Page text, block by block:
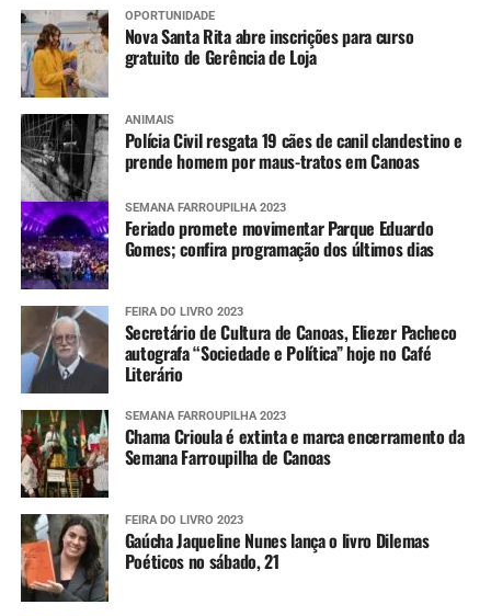
OPORTUNIDADE
Nova Santa Rita abre inscrições para curso
gratuito de Gerência de Loja
ANIMAIS
Polícia Civil resgata 19 cães de canil clandestino e
prende homem por maus-tratos em Canoas
SEMANA FARROUPILHA 2023
Feriado promete movimentar Parque Eduardo
Gomes; confira programação dos últimos dias
FEIRA DO LIVRO 2023
Secretário de Cultura de Canoas, Eliezer Pacheco
autografa “Sociedade e Política” hoje no Café
Literário
SEMANA FARROUPILHA 2023
Chama Crioula é extinta e marca encerramento da
Semana Farroupilha de Canoas
FEIRA DO LIVRO 2023
Gaúcha Jaqueline Nunes lança o livro Dilemas
Poéticos no sábado, 21